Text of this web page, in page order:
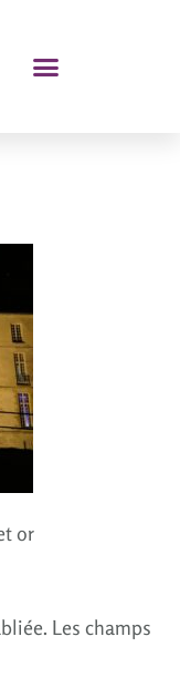
or
Les champs